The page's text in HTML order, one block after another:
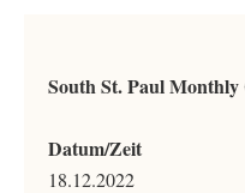
South St. Paul Monthly
Datum/Zeit
18.12.2022